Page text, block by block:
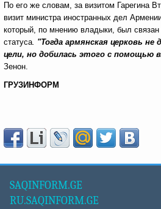
По его же словам, за визитом Гарегина
визит министра иностранных дел
который, по мнению владыки, был связан
статуса. "Тогда армянская церковь не
цели, но добилась этого с помощью
Зенон.
ГРУЗИНФОРМ
SAQINFORM.GE
RU.SAQINFORM.GE